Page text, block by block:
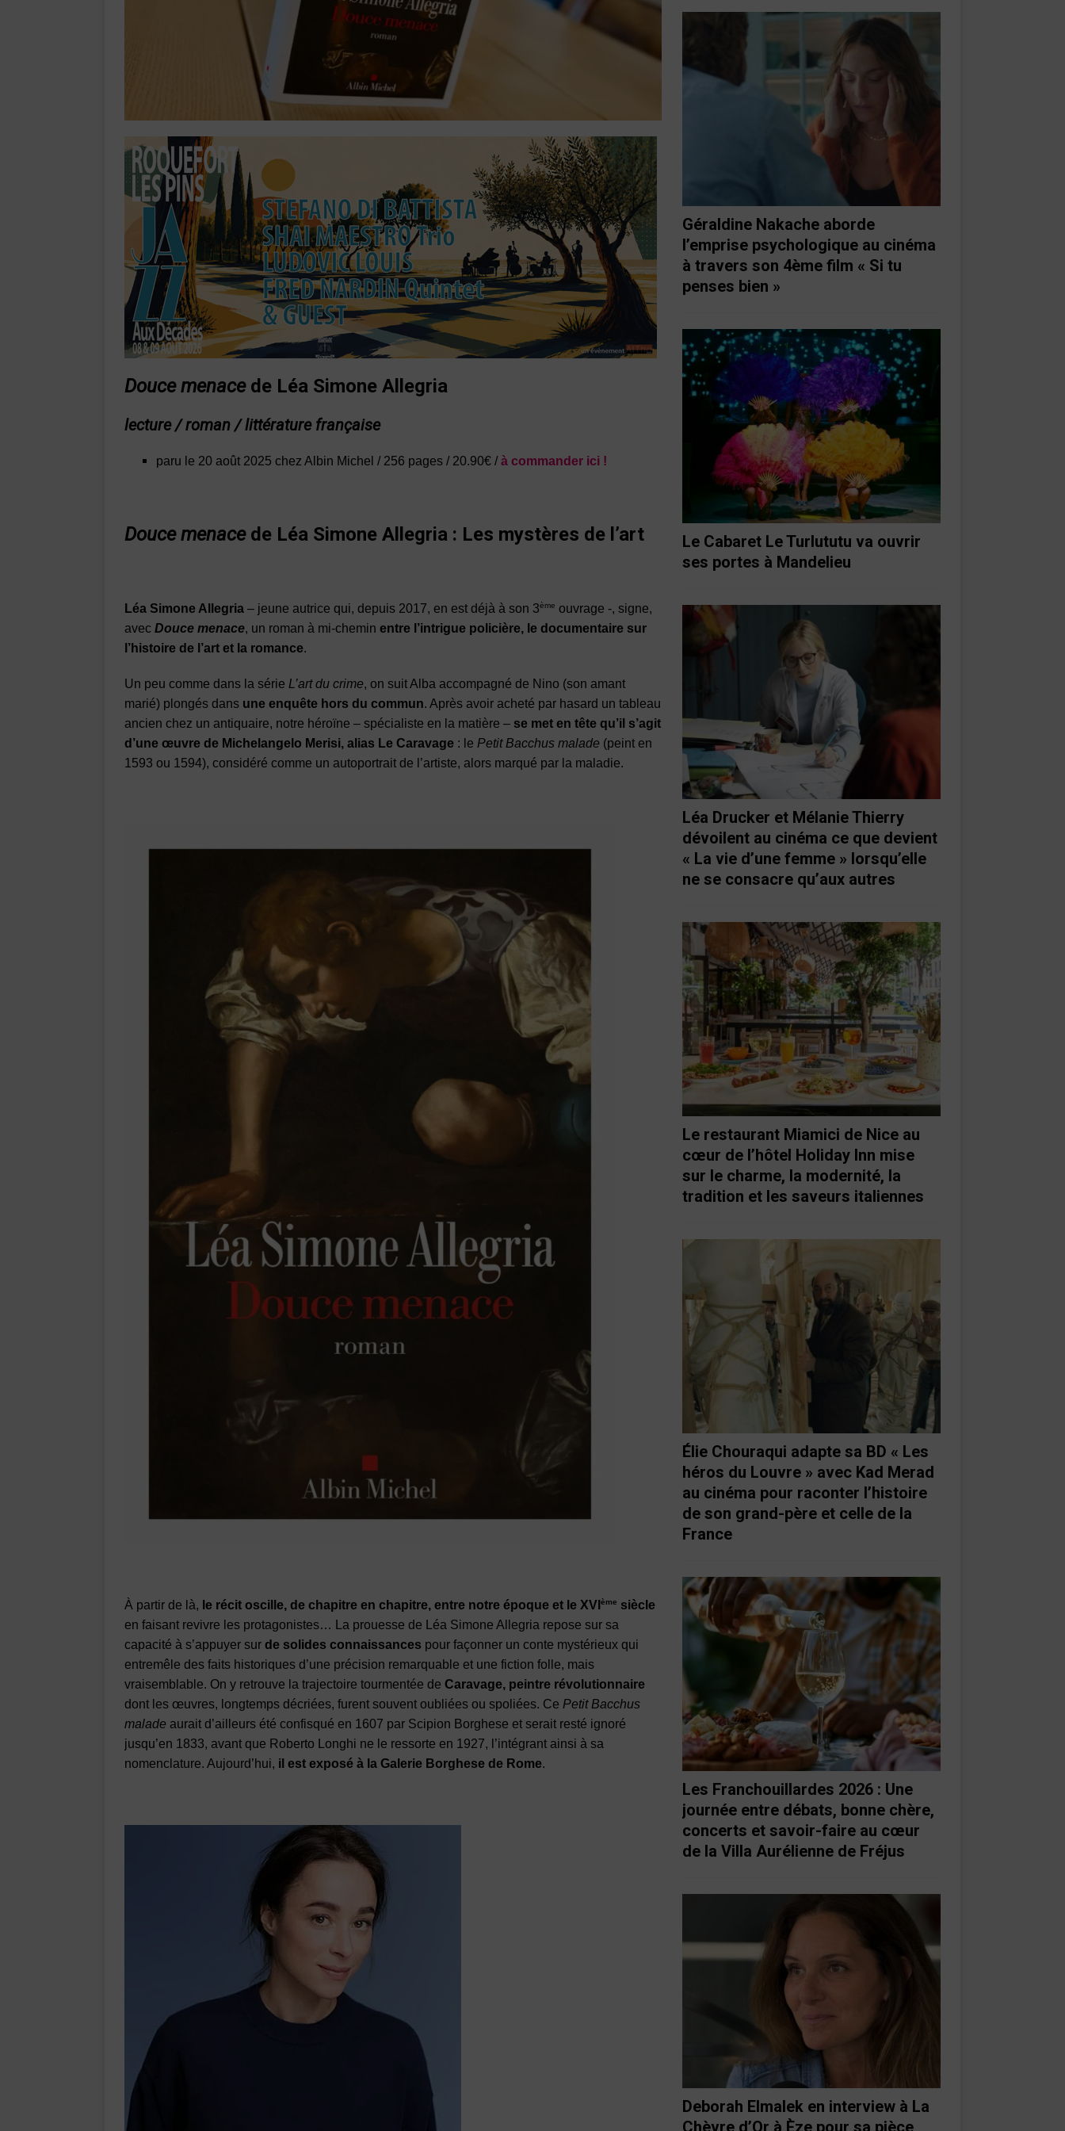
Douce menace de Léa Simone Allegria
lecture / roman / littérature française
paru le 20 août 2025 chez Albin Michel / 256 pages / 20.90€ /à commander ici !
Douce menace de Léa Simone Allegria : Les mystères de l’art
Léa Simone Allegria – jeune autrice qui, depuis 2017, en est déjà à son 3ème ouvrage -, signe,
avec Douce menace, un roman à mi-chemin entre l’intrigue policière, le documentaire sur
l’histoire de l’art et la romance.
Un peu comme dans la série L’art du crime, on suit Alba accompagné de Nino (son amant
marié) plongés dans une enquête hors du commun. Après avoir acheté par hasard un tableau
ancien chez un antiquaire, notre héroïne – spécialiste en la matière – se met en tête qu’il s’agit
d’une œuvre de Michelangelo Merisi, alias Le Caravage : le Petit Bacchus malade (peint en
1593 ou 1594), considéré comme un autoportrait de l’artiste, alors marqué par la maladie.
À partir de là, le récit oscille, de chapitre en chapitre, entre notre époque et le XVI ème siècle
en faisant revivre les protagonistes… La prouesse de Léa Simone Allegria repose sur sa
capacité à s’appuyer sur de solides connaissances pour façonner un conte mystérieux qui
entremêle des faits historiques d’une précision remarquable et une fiction folle, mais
vraisemblable. On y retrouve la trajectoire tourmentée de Caravage, peintre révolutionnaire
dont les œuvres, longtemps décriées, furent souvent oubliées ou spoliées. Ce Petit Bacchus
malade aurait d’ailleurs été confisqué en 1607 par Scipion Borghese et serait resté ignoré
jusqu’en 1833, avant que Roberto Longhi ne le ressorte en 1927, l’intégrant ainsi à sa
nomenclature. Aujourd’hui, il est exposé à la Galerie Borghese de Rome.
Géraldine Nakache aborde
l’emprise psychologique au cinéma
à travers son 4ème film « Si tu
penses bien »
Le Cabaret Le Turlututu va ouvrir
ses portes à Mandelieu
Léa Drucker et Mélanie Thierry
dévoilent au cinéma ce que devient
« La vie d’une femme » lorsqu’elle
ne se consacre qu’aux autres
Le restaurant Miamici de Nice au
cœur de l’hôtel Holiday Inn mise
sur le charme, la modernité, la
tradition et les saveurs italiennes
Élie Chouraqui adapte sa BD « Les
héros du Louvre » avec Kad Merad
au cinéma pour raconter l’histoire
de son grand-père et celle de la
France
Les Franchouillardes 2026 : Une
journée entre débats, bonne chère,
concerts et savoir-faire au cœur
de la Villa Aurélienne de Fréjus
Deborah Elmalek en interview à La